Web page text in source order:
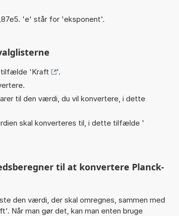
'e' står for 'eksponent'.
tilfælde 'Kraft
'.
til den værdi, du vil konvertere, i dette
skal konverteres til, i dette tilfælde '
til at konvertere Planck-
den værdi, der skal omregnes, sammen med
Når man gør det, kan man enten bruge